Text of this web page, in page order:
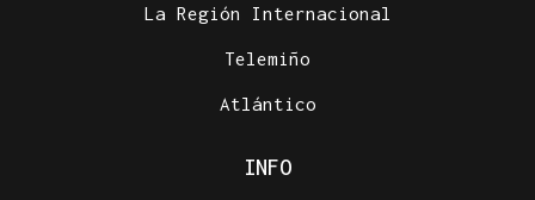
La Región Internacional
Telemiño
Atlántico
INFO